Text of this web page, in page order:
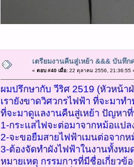
เตรียมงานคืนสู่เหย้า &&& บันทึก
« ตอบ #40 เมื่อ:22 ตุลาคม 2556, 21:36:55
ผมปรึกษากับ วีริศ 2519 (หัวหน้า
เรายังขาดวิศวกรไฟฟ้า ที่จะมาท
ที่จะมาดูแลงานคืนสู่เหย้า ปัญหา
1-กระแสไฟจะต่อมาจากหม้อแป
2-จะขอยืมสายไฟฟ้าเมนต่อจาก
3-ต้องจัดทำผังไฟฟ้าในงานทั้งหม
หมายเหตุ กรรมการที่มีชื่อเกี่ยวข้